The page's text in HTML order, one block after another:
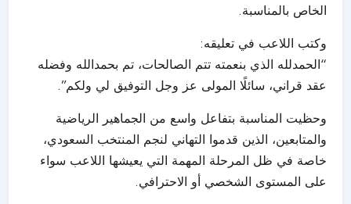
الخاص بالمناسبة.
وكتب اللاعب في تعليقه:
“الحمدلله الذي بنعمته تتم الصالحات، تم بحمدالله وفضله
عقد قراني، سائلًا المولى عز وجل التوفيق لي ولكم”.
وحظيت المناسبة بتفاعل واسع من الجماهير الرياضية
والمتابعين، الذين قدموا التهاني لنجم المنتخب السعودي،
خاصة في ظل المرحلة المهمة التي يعيشها اللاعب سواء
على المستوى الشخصي أو الاحترافي.